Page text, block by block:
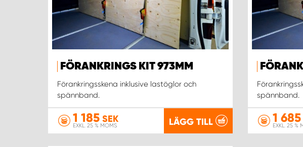
FÖRANKRINGS KIT 973MM
Förankringsskena inklusive lastöglor och
spännband.
1 185 SEK
EXKL. 25 % MOMS LÄGG TILL
spännband.
1 685
EXKL. 25 %